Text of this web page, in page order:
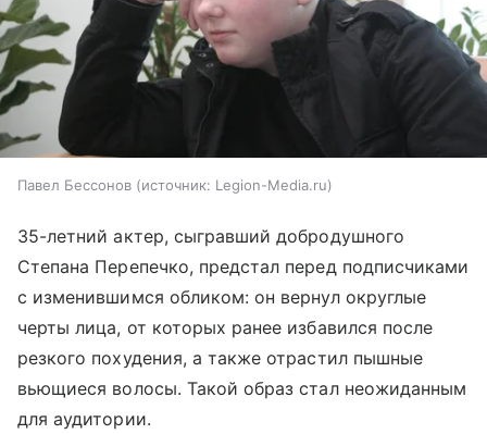
Павел Бессонов источник: Legion-Media.ru
35-летний актер, сыгравший добродушного
Степана Перепечко, предстал перед подписчиками
с изменившимся обликом: он вернул округлые
черты лица, от которых ранее избавился после
резкого похудения, а также отрастил пышные
вьющиеся волосы. Такой образ стал неожиданным
для аудитории.